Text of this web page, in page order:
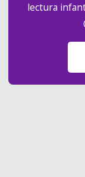
lectura